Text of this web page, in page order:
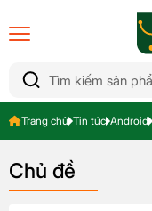
Trang chủ Tin tức Android
Chủ đề